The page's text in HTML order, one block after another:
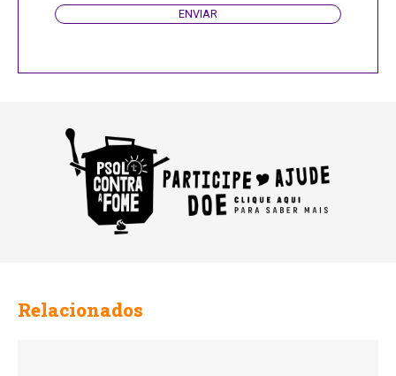
ENVIAR
Relacionados